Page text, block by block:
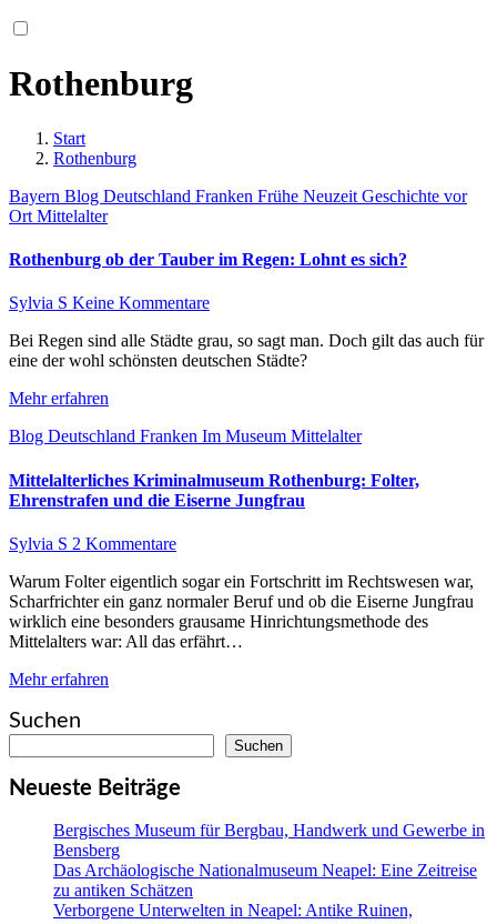
Rothenburg
Start
Rothenburg
Bayern Blog Deutschland Franken Frühe Neuzeit Geschichte vor
Ort Mittelalter
Rothenburg ob der Tauber im Regen: Lohnt es sich?
Sylvia S Keine Kommentare
Bei Regen sind alle Städte grau, so sagt man. Doch gilt das auch für
eine der wohl schönsten deutschen Städte?
Mehr erfahren
Blog Deutschland Franken Im Museum Mittelalter
Mittelalterliches Kriminalmuseum Rothenburg: Folter,
Ehrenstrafen und die Eiserne Jungfrau
Sylvia S 2 Kommentare
Warum Folter eigentlich sogar ein Fortschritt im Rechtswesen war,
Scharfrichter ein ganz normaler Beruf und ob die Eiserne Jungfrau
wirklich eine besonders grausame Hinrichtungsmethode des
Mittelalters war: All das erfährt…
Mehr erfahren
Suchen
Suchen
Neueste Beiträge
Bergisches Museum für Bergbau, Handwerk und Gewerbe in
Bensberg
Das Archäologische Nationalmuseum Neapel: Eine Zeitreise
zu antiken Schätzen
Verborgene Unterwelten in Neapel: Antike Ruinen,